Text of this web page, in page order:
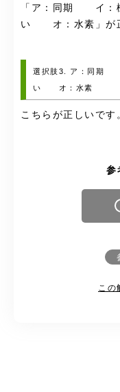
「ア：同期 イ
い オ：水素」が正
選択肢3. ア：同
い オ：水素
こちらが正しいです
参
この